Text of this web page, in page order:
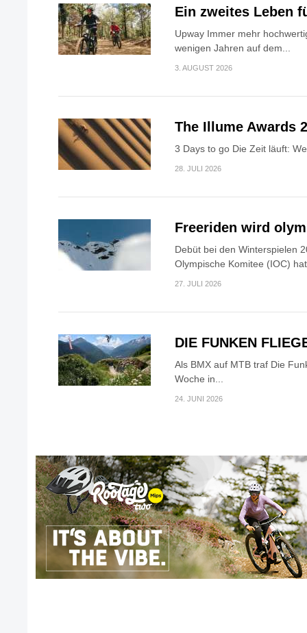
Ein zweites Leben
Upway Immer mehr
wenigen Jahren auf dem...
3. AUGUST 2026
The Illume Awards
3 Days to go Die Zeit läuft:
28. JULI 2026
Freeriden wird
Debüt bei den Winterspielen
Olympische Komitee (IOC)
27. JULI 2026
DIE FUNKEN
Als BMX auf MTB traf Die
Woche in...
24. JUNI 2026